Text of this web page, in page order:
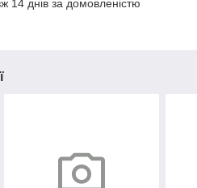
14 днів за домовленістю